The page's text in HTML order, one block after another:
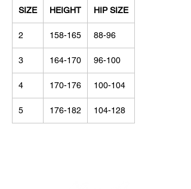
SIZE HEIGHT HIP SIZE
2 158-165 88-96
3 164-170 96-100
4 170-176 100-104
5 176-182 104-128